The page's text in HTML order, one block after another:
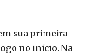
sua primeira
no início. Na